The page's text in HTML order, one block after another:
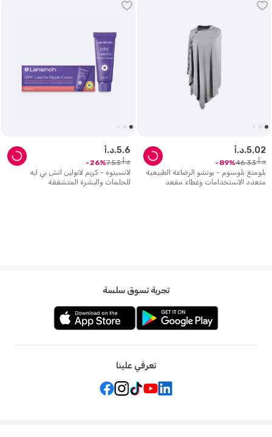
بلومنغ بلوسوم - بونشو الرضاعة الطبيعية
متعدد الاستخدامات وغطاء مقعد
د.أ.5.02
د.أ. 46.33
89
لانسينوه - كريم لانولين اتش بي ايه
للحلمات والبشرة المتشققة
د.أ.5.6
د.أ. 7.53
26
تجربة تسوق سلسة
تعرفي علينا